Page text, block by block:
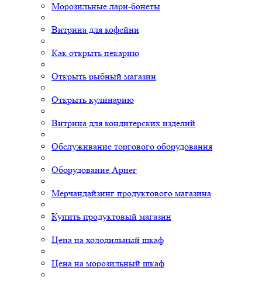
Морозильные лари-бонеты
Витрина для кофейни
Как открыть пекарню
Открыть рыбный магазин
Открыть кулинарию
Витрина для кондитерских изделий
Обслуживание торгового оборудования
Оборудование Арнег
Мерчандайзинг продуктового магазина
Купить продуктовый магазин
Цена на холодильный шкаф
Цена на морозильный шкаф